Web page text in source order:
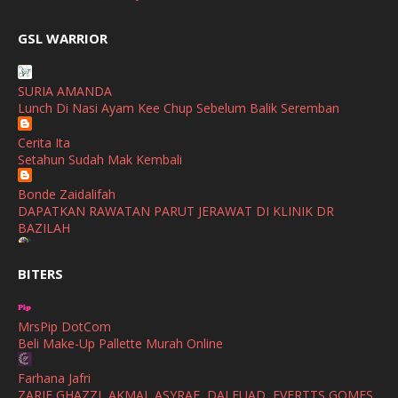
January
November
October
August
July
June
April
February (4)
Watsons Get Active Carnival 2026 Meriahkan Stadium Merdeka
dengan Gaya Hidup Sihat
SHALIMAR YUSOF
Selamat Maju Jaya Untuk Puan Intan
Show All
GSL WARRIOR
SURIA AMANDA
Lunch Di Nasi Ayam Kee Chup Sebelum Balik Seremban
Cerita Ita
Setahun Sudah Mak Kembali
Bonde Zaidalifah
DAPATKAN RAWATAN PARUT JERAWAT DI KLINIK DR
BAZILAH
Huawei Pura 90s Series & Huawei Freeclip 2 S Now Available
Azlinda Alin Malaysian Parenting Lifestyle Beauty Blogs
HUAWEI PURA 90s SERIES MOBILE IMAGING AND ALL-
SCENARIO INNOVATION
BITERS
MrsPip DotCom
Beli Make-Up Pallette Murah Online
Farhana Jafri